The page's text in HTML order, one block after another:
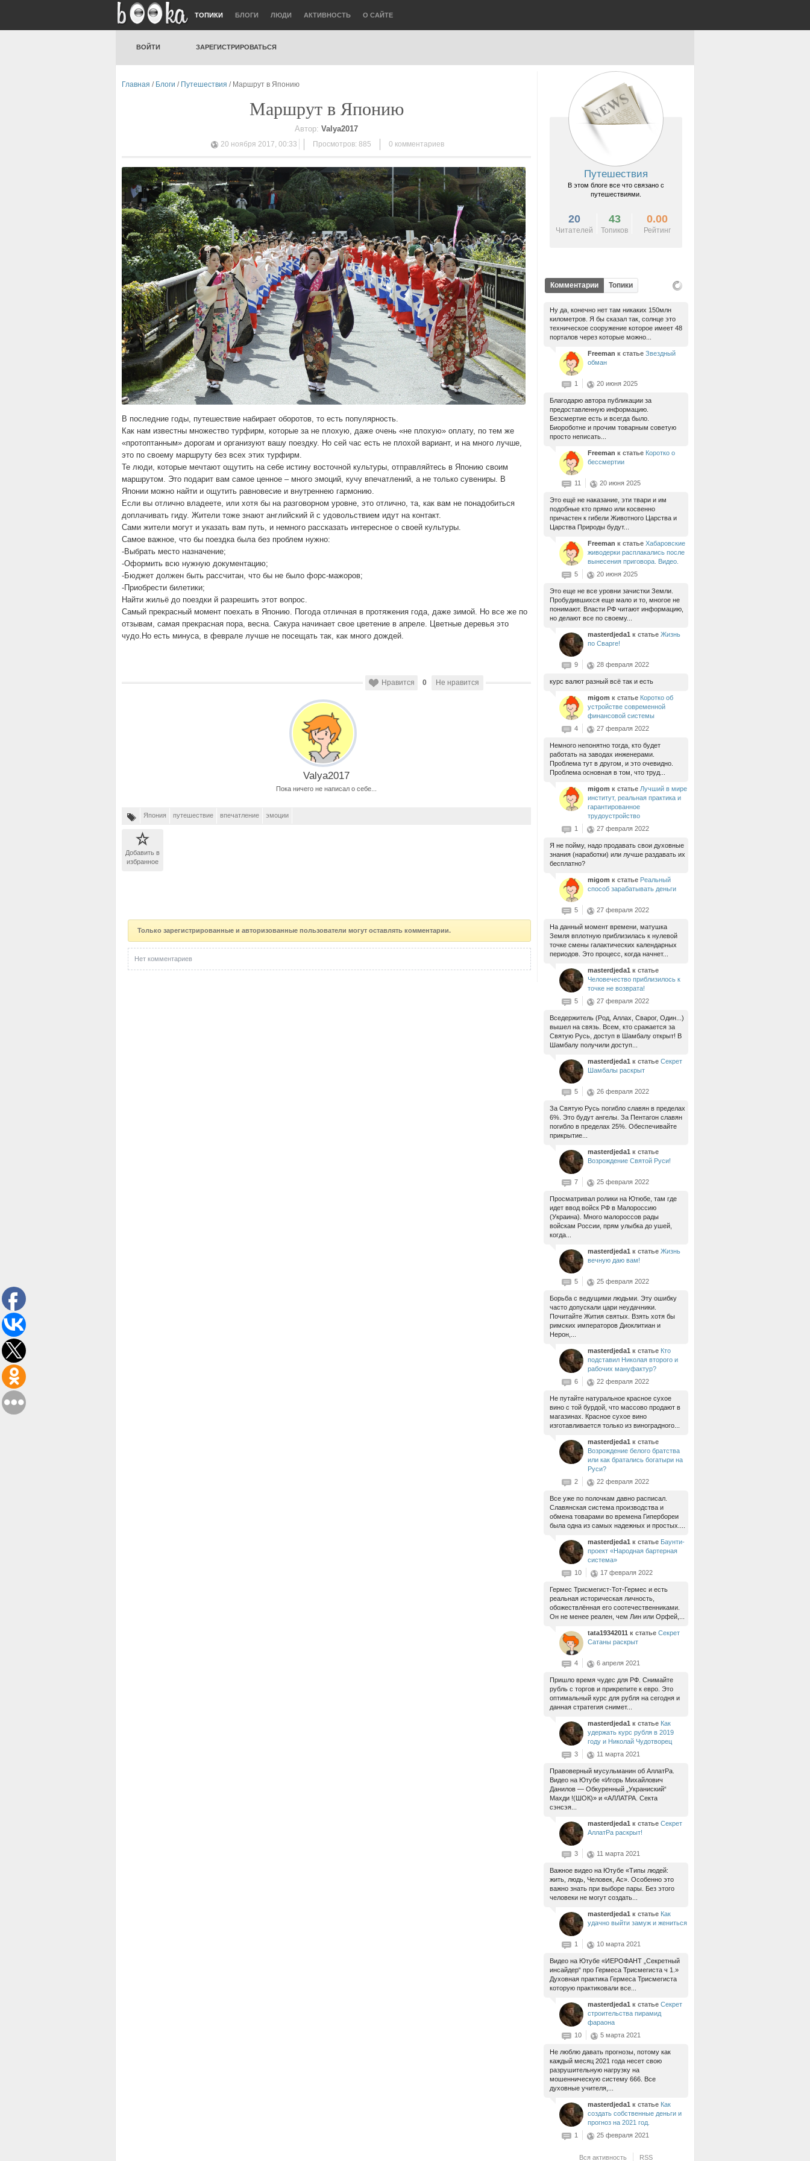
ТОПИКИ БЛОГИ ЛЮДИ АКТИВНОСТЬ О САЙТЕ
ВОЙТИ ЗАРЕГИСТРИРОВАТЬСЯ
Главная / Блоги / Путешествия / Маршрут в Японию
Маршрут в Японию
Автор: Valya2017
20 ноября 2017, 00:33 Просмотров: 885 0 комментариев
В последние годы, путешествие набирает оборотов, то есть популярность.
Как нам известны множество турфирм, которые за не плохую, даже очень «не плохую» оплату, по тем же
«протоптанным» дорогам и организуют вашу поездку. Но сей час есть не плохой вариант, и на много лучше,
это по своему маршруту без всех этих турфирм.
Те люди, которые мечтают ощутить на себе истину восточной культуры, отправляйтесь в Японию своим
маршрутом. Это подарит вам самое ценное – много эмоций, кучу впечатлений, а не только сувениры. В
Японии можно найти и ощутить равновесие и внутреннею гармонию.
Если вы отлично владеете, или хотя бы на разговорном уровне, это отлично, та, как вам не понадобиться
доплачивать гиду. Жители тоже знают английский й с удовольствием идут на контакт.
Сами жители могут и указать вам путь, и немного рассказать интересное о своей культуры.
Самое важное, что бы поездка была без проблем нужно:
-Выбрать место назначение;
-Оформить всю нужную документацию;
-Бюджет должен быть рассчитан, что бы не было форс-мажоров;
-Приобрести билетики;
Найти жильё до поездки й разрешить этот вопрос.
Самый прекрасный момент поехать в Японию. Погода отличная в протяжения года, даже зимой. Но все же по
отзывам, самая прекрасная пора, весна. Сакура начинает свое цветение в апреле. Цветные деревья это
чудо.Но есть минуса, в феврале лучше не посещать так, как много дождей.
Нравится 0 Не нравится
Valya2017
Пока ничего не написал о себе...
Япония путешествие впечатление эмоции
Добавить в
избранное
Только зарегистрированные и авторизованные пользователи могут оставлять комментарии.
Нет комментариев
Путешествия
В этом блоге все что связано с
путешествиями.
20
Читателей
43
Топиков
0.00
Рейтинг
Комментарии Топики
Ну да, конечно нет там никаких 150млн
километров. Я бы сказал так, солнце это
техническое сооружение которое имеет 48
порталов через которые можно...
Freeman к статье Звездный
обман
1 20 июня 2025
Благодарю автора публикации за
предоставленную информацию.
Безсмертие есть и всегда было.
Биороботне и прочим товарным советую
просто неписать...
Freeman к статье Коротко о
бессмертии
11 20 июня 2025
Это ещё не наказание, эти твари и им
подобные кто прямо или косвенно
причастен к гибели Животного Царства и
Царства Природы будут...
Freeman к статье Хабаровские
живодерки расплакались после
вынесения приговора. Видео.
5
20 июня 2025
Это еще не все уровни зачистки Земли.
Пробудившихся еще мало и то, многое не
понимают. Власти РФ читают информацию,
но делают все по своему...
masterdjeda1 к статье Жизнь
по Сварге!
9 28 февраля 2022
курс валют разный всё так и есть
migom к статье Коротко об
устройстве современной
финансовой системы
4
27 февраля 2022
Немного непонятно тогда, кто будет
работать на заводах инженерами.
Проблема тут в другом, и это очевидно.
Проблема основная в том, что труд...
migom к статье Лучший в мире
институт, реальная практика и
гарантированное
трудоустройство
1
27 февраля 2022
Я не пойму, надо продавать свои духовные
знания (наработки) или лучше раздавать их
бесплатно?
migom к статье Реальный
способ зарабатывать деньги
5 27 февраля 2022
На данный момент времени, матушка
Земля вплотную приблизилась к нулевой
точке смены галактических календарных
периодов. Это процесс, когда начнет...
masterdjeda1 к статье
Человечество приблизилось к
точке не возврата!
5
27 февраля 2022
Вседержитель (Род, Аллах, Сварог, Один...)
вышел на связь. Всем, кто сражается за
Святую Русь, доступ в Шамбалу открыт! В
Шамбалу получили доступ...
masterdjeda1 к статье Секрет
Шамбалы раскрыт
5 26 февраля 2022
За Святую Русь погибло славян в пределах
6%. Это будут ангелы. За Пентагон славян
погибло в пределах 25%. Обеспечивайте
прикрытие...
masterdjeda1 к статье
Возрождение Святой Руси!
7 25 февраля 2022
Просматривал ролики на Ютюбе, там где
идет ввод войск РФ в Малороссию
(Украина). Много малороссов рады
войскам России, прям улыбка до ушей,
когда...
masterdjeda1 к статье Жизнь
вечную даю вам!
5 25 февраля 2022
Борьба с ведущими людьми. Эту ошибку
часто допускали цари неудачники.
Почитайте Жития святых. Взять хотя бы
римских императоров Диоклитиан и
Нерон,...
masterdjeda1 к статье Кто
подставил Николая второго и
рабочих мануфактур?
6
22 февраля 2022
Не путайте натуральное красное сухое
вино с той бурдой, что массово продают в
магазинах. Красное сухое вино
изготавливается только из виноградного...
masterdjeda1 к статье
Возрождение белого братства
или как братались богатыри на
Руси?
2
22 февраля 2022
Все уже по полочкам давно расписал.
Славянская система производства и
обмена товарами во времена Гипербореи
была одна из самых надежных и простых....
masterdjeda1 к статье Баунти-
проект «Народная бартерная
система»
10
17 февраля 2022
Гермес Трисмегист-Тот-Гермес и есть
реальная историческая личность,
обожествлённая его соотечественниками.
Он не менее реален, чем Лин или Орфей,...
tata19342011 к статье Секрет
Сатаны раскрыт
4 6 апреля 2021
Пришло время чудес для РФ. Снимайте
рубль с торгов и прикрепите к евро. Это
оптимальный курс для рубля на сегодня и
данная стратегия снимет...
masterdjeda1 к статье Как
удержать курс рубля в 2019
году и Николай Чудотворец
3
11 марта 2021
Правоверный мусульманин об АллатРа.
Видео на Ютубе «Игорь Михайлович
Данилов — Обкуренный „Украниский“
Махди !(ШОК)» и «АЛЛАТРА. Секта
сэнсэя...
masterdjeda1 к статье Секрет
АллатРа раскрыт!
3 11 марта 2021
Важное видео на Ютубе «Типы людей:
жить, людь, Человек, Ас». Особенно это
важно знать при выборе пары. Без этого
человеки не могут создать...
masterdjeda1 к статье Как
удачно выйти замуж и жениться
1 10 марта 2021
Видео на Ютубе «ИЕРОФАНТ „Секретный
инсайдер“ про Гермеса Трисмегиста ч 1.»
Духовная практика Гермеса Трисмегиста
которую практиковали все...
masterdjeda1 к статье Секрет
строительства пирамид
фараона
10
5 марта 2021
Не люблю давать прогнозы, потому как
каждый месяц 2021 года несет свою
разрушительную нагрузку на
мошенническую систему 666. Все
духовные учителя,...
masterdjeda1 к статье Как
создать собственные деньги и
прогноз на 2021 год.
1
25 февраля 2021
Вся активность RSS